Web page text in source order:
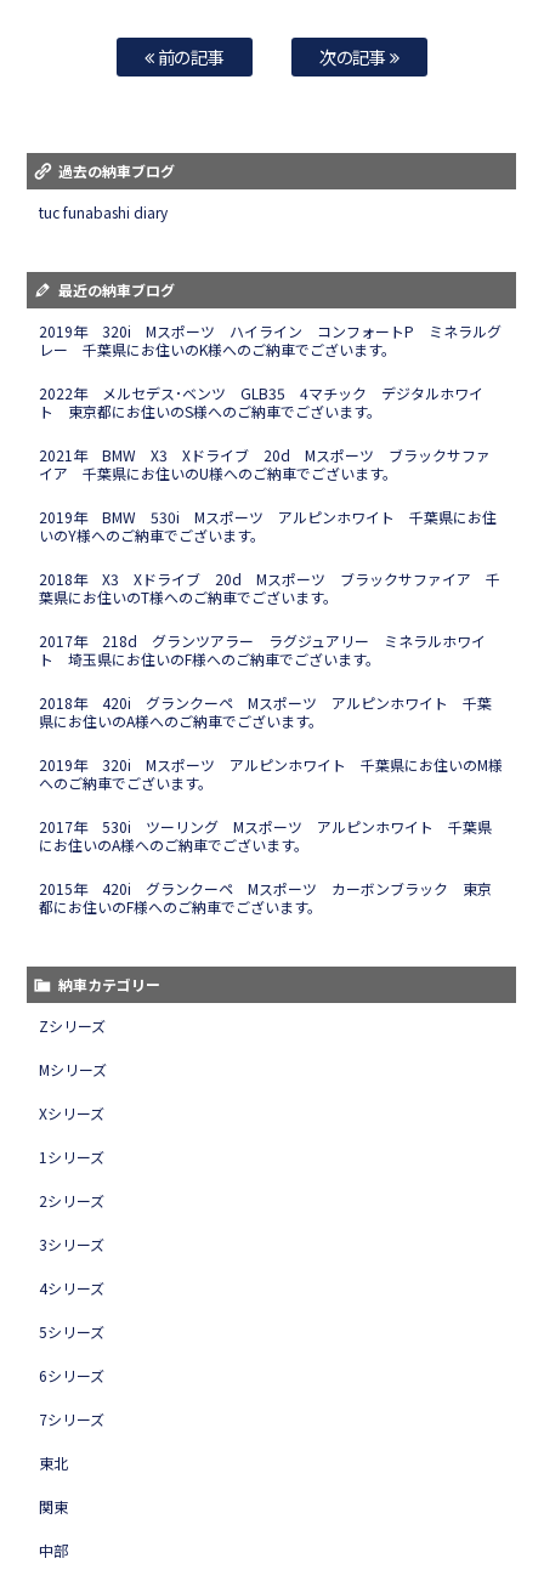
前の記事 次の記事
過去の納車ブログ
tuc funabashi diary
最近の納車ブログ
2019年 320i Mスポーツ ハイライン コンフォートP ミネラルグ
レー 千葉県にお住いのK様へのご納車でございます。
2022年 メルセデス･ベンツ GLB35 4マチック デジタルホワイ
ト 東京都にお住いのS様へのご納車でございます。
2021年 BMW X3 Xドライブ 20d Mスポーツ ブラックサファ
イア 千葉県にお住いのU様へのご納車でございます。
2019年 BMW 530i Mスポーツ アルピンホワイト 千葉県にお住
いのY様へのご納車でございます。
2018年 X3 Xドライブ 20d Mスポーツ ブラックサファイア 千
葉県にお住いのT様へのご納車でございます。
2017年 218d グランツアラー ラグジュアリー ミネラルホワイ
ト 埼玉県にお住いのF様へのご納車でございます。
2018年 420i グランクーペ Mスポーツ アルピンホワイト 千葉
県にお住いのA様へのご納車でございます。
2019年 320i Mスポーツ アルピンホワイト 千葉県にお住いのM様
へのご納車でございます。
2017年 530i ツーリング Mスポーツ アルピンホワイト 千葉県
にお住いのA様へのご納車でございます。
2015年 420i グランクーペ Mスポーツ カーボンブラック 東京
都にお住いのF様へのご納車でございます。
納車カテゴリー
Zシリーズ
Mシリーズ
Xシリーズ
1シリーズ
2シリーズ
3シリーズ
4シリーズ
5シリーズ
6シリーズ
7シリーズ
東北
関東
中部